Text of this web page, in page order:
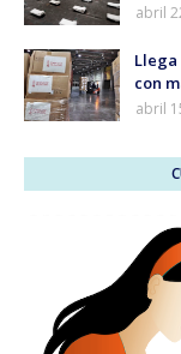
abril
con
abril